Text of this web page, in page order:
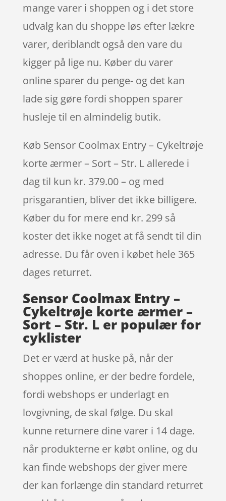
mange varer i shoppen og i det store
udvalg kan du shoppe løs efter lækre
varer, deriblandt også den vare du
kigger på lige nu. Køber du varer
online sparer du penge- og det kan
lade sig gøre fordi shoppen sparer
husleje til en almindelig butik.
Køb Sensor Coolmax Entry – Cykeltrøje
korte ærmer – Sort – Str. L allerede i
dag til kun kr. 379.00 – og med
prisgarantien, bliver det ikke billigere.
Køber du for mere end kr. 299 så
koster det ikke noget at få sendt til din
adresse. Du får oven i købet hele 365
dages returret.
Sensor Coolmax Entry –
Cykeltrøje korte ærmer –
Sort – Str. L er populær for
cyklister
Det er værd at huske på, når der
shoppes online, er der bedre fordele,
fordi webshops er underlagt en
lovgivning, de skal følge. Du skal
kunne returnere dine varer i 14 dage.
når produkterne er købt online, og du
kan finde webshops der giver mere
der kan forlænge din standard returret